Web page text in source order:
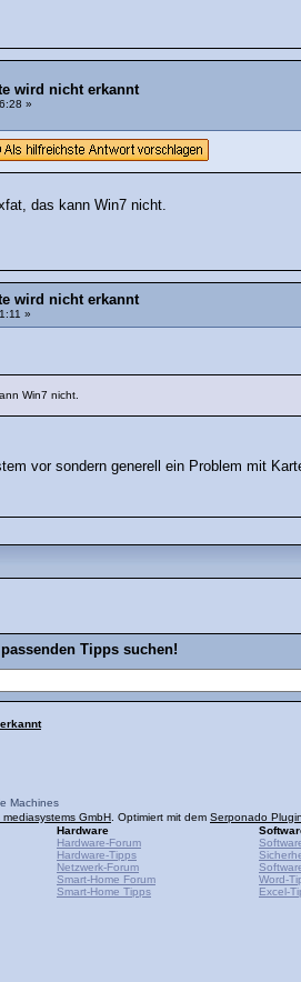
wird nicht erkannt
»
das kann Win7 nicht.
wird nicht erkannt
»
Win7 nicht.
vor sondern generell ein Problem mit
Tipps suchen!
Machines
mediasystems GmbH . Optimiert mit dem Serponado Plugin
Hardware
Hardware-Forum
Hardware-Tipps
Netzwerk-Forum
Smart-Home Forum
Smart-Home Tipps
Word-
Excel-